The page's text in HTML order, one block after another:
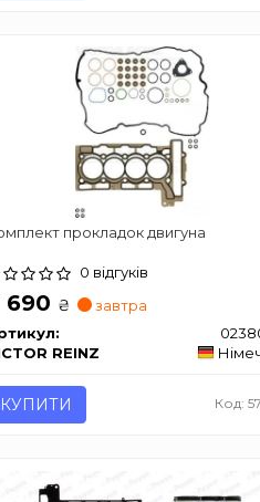
прокладок двигуна
0 відгуків
690 ₴
завтра
REINZ
КУПИТИ Код: